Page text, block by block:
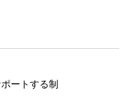
ートする制